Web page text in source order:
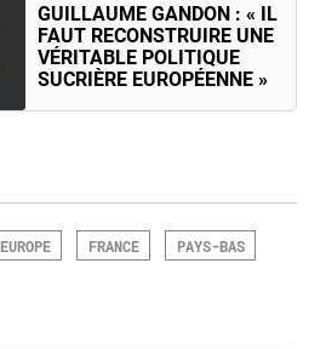
GUILLAUME GANDON : « IL
FAUT RECONSTRUIRE UNE
VÉRITABLE POLITIQUE
SUCRIÈRE EUROPÉENNE »
EUROPE FRANCE PAYS-BAS